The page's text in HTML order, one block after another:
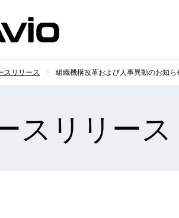
スリリース 組織機構改革および人事異動のお知ら
スリリース